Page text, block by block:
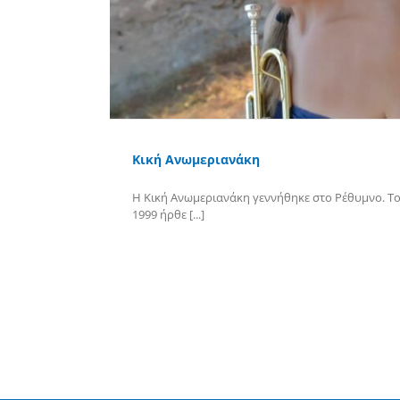
Κική Ανωμεριανάκη
Η Κική Ανωμεριανάκη γεννήθηκε στο Ρέθυμνο. Το
1999 ήρθε [...]